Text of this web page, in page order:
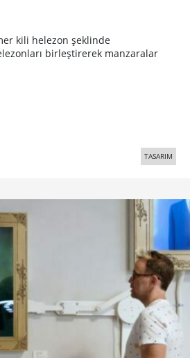
kili helezon şeklinde
birleştirerek manzaralar
TASARIM